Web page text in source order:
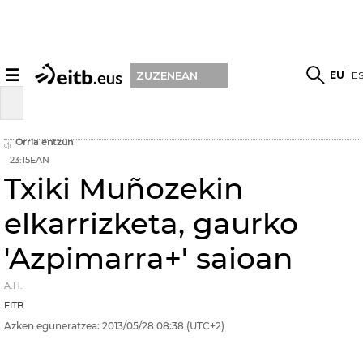
☰ ZUZENEAN EU
Orria entzun
23:15EAN
Txiki Muñozekin
elkarrizketa, gaurko
'Azpimarra+' saioan
A.H.
EITB
Azken eguneratzea: 2013/05/28 08:38 (UTC+2)